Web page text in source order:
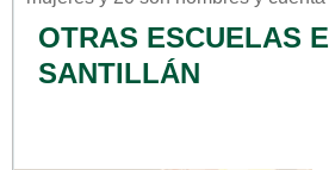
OTRAS ESCUELAS
SANTILLÁN